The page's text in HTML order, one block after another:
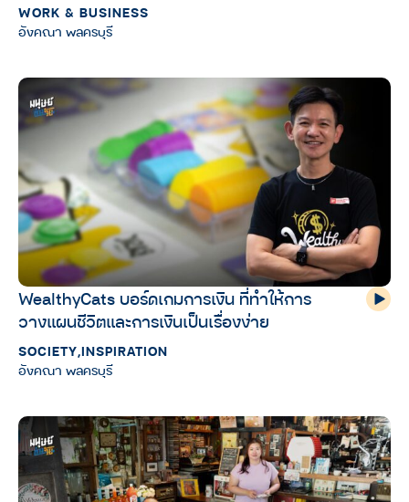
WORK & BUSINESS
อังคณา พลครบุรี
WealthyCats บอร์ดเกมการเงิน ที่ทำให้การ
วางแผนชีวิตและการเงินเป็นเรื่องง่าย
SOCIETY,INSPIRATION
อังคณา พลครบุรี